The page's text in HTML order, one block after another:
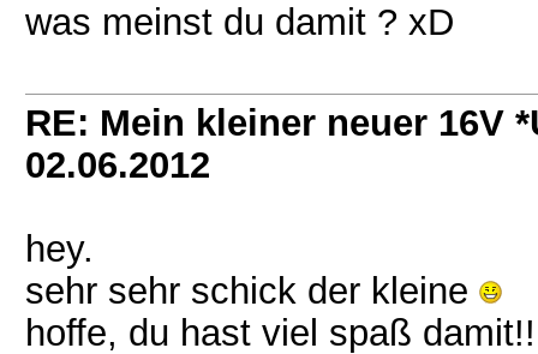
was meinst du damit ? xD
RE: Mein kleiner neuer 16V
02.06.2012
hey.
sehr sehr schick der kleine
hoffe, du hast viel spaß damit!!